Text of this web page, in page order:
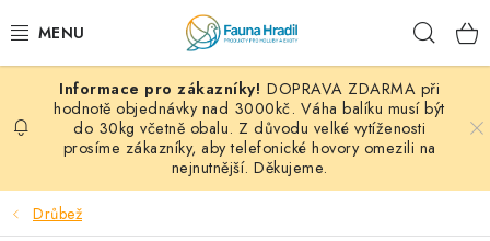
na
PAPOUŠCI A EXOTI
ZRNINY A OBILOVINY
MDM KRMIVA
DOPRAVA ZDARMA při
hodnotě objednávky nad 3000kč. Váha balíku musí být
do 30kg včetně obalu. Z důvodu velké vytíženosti
prosíme zákazníky, aby telefonické hovory omezili na
nejnutnější. Děkujeme.
Drůbež